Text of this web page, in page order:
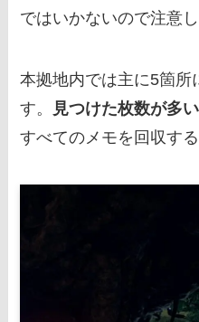
ではいかないので注意し
本拠地内では主に5箇所
す。
見つけた枚数が多
すべてのメモを回収す